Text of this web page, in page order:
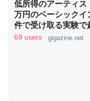
論文では「淡水はカ
利だから両方が拮抗
いる鋏角類（カブト
ずキチンを強化して
低所得のアーティス
万円のベーシックイ
件で受け取る実験で
は？
69 users gigazine.net